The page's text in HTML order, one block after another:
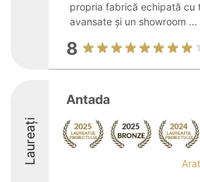
propria fabrică echipată cu
avansate și un showroom ...
8
Laureați
Antada